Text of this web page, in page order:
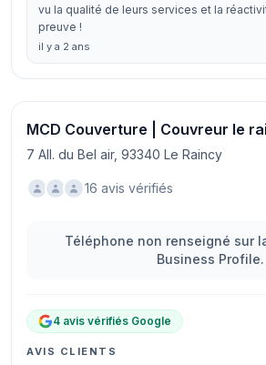
vu la qualité de leurs services et la
preuve !
il y a 2 ans
MCD Couverture | Couvreur le
7 All. du Bel air, 93340 Le Raincy
16 avis vérifiés
Téléphone non renseigné sur
Business Profile.
4 avis vérifiés Google
AVIS CLIENTS